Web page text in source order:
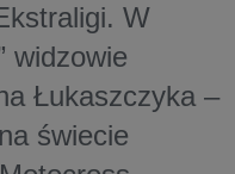
W
widzowie
Łukaszczyka –
świecie